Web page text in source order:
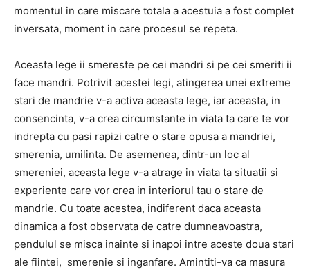
momentul in care miscare totala a acestuia a fost complet
inversata, moment in care procesul se repeta.
Aceasta lege ii smereste pe cei mandri si pe cei smeriti ii
face mandri. Potrivit acestei legi, atingerea unei extreme
stari de mandrie v-a activa aceasta lege, iar aceasta, in
consencinta, v-a crea circumstante in viata ta care te vor
indrepta cu pasi rapizi catre o stare opusa a mandriei,
smerenia, umilinta. De asemenea, dintr-un loc al
smereniei, aceasta lege v-a atrage in viata ta situatii si
experiente care vor crea in interiorul tau o stare de
mandrie. Cu toate acestea, indiferent daca aceasta
dinamica a fost observata de catre dumneavoastra,
pendulul se misca inainte si inapoi intre aceste doua stari
ale fiintei, smerenie si inganfare. Amintiti-va ca masura